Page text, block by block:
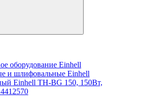
оборудование Einhell
и шлифовальные Einhell
Einhell TH-BG 150, 150Вт,